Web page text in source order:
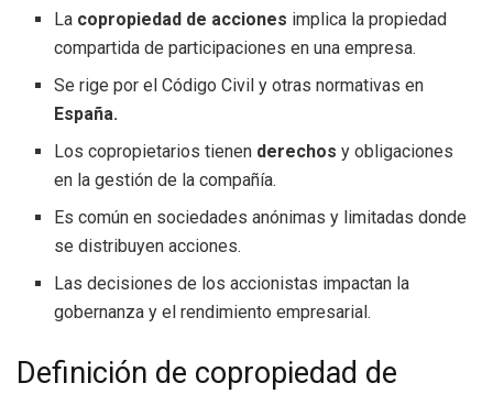
La copropiedad de acciones implica la propiedad
compartida de participaciones en una empresa.
Se rige por el Código Civil y otras normativas en
España.
Los copropietarios tienen derechos y obligaciones
en la gestión de la compañía.
Es común en sociedades anónimas y limitadas donde
se distribuyen acciones.
Las decisiones de los accionistas impactan la
gobernanza y el rendimiento empresarial.
Definición de copropiedad de